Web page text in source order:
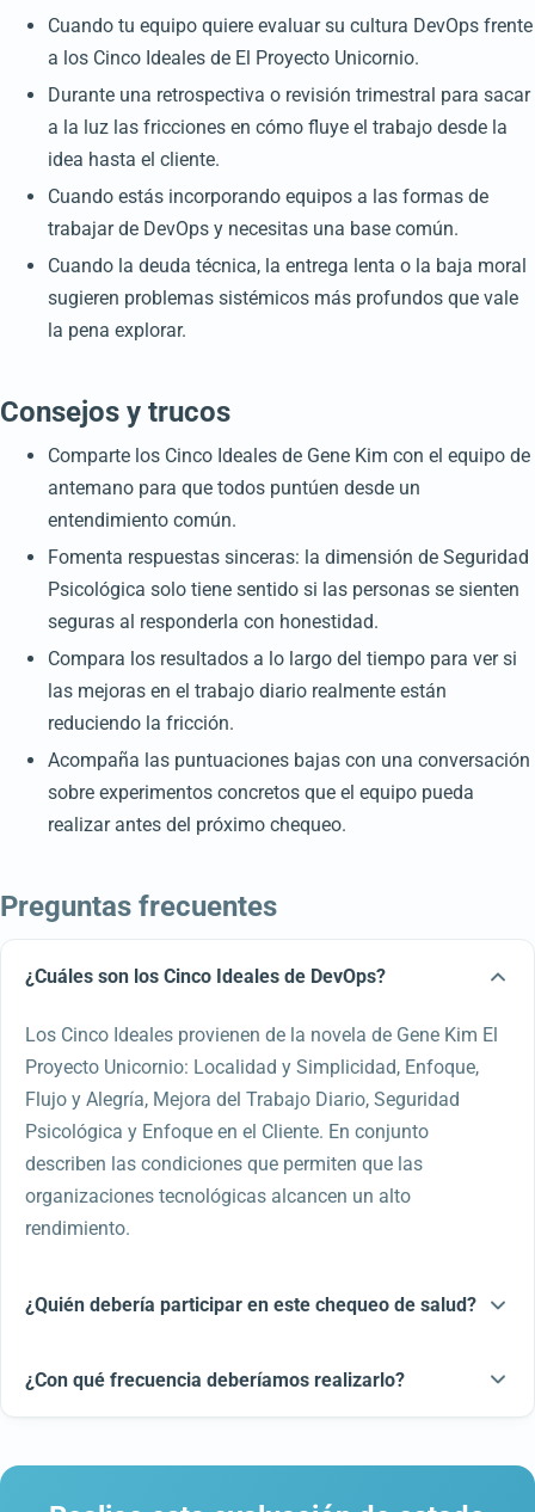
Cuando tu equipo quiere evaluar su cultura DevOps frente
a los Cinco Ideales de El Proyecto Unicornio.
Durante una retrospectiva o revisión trimestral para sacar
a la luz las fricciones en cómo fluye el trabajo desde la
idea hasta el cliente.
Cuando estás incorporando equipos a las formas de
trabajar de DevOps y necesitas una base común.
Cuando la deuda técnica, la entrega lenta o la baja moral
sugieren problemas sistémicos más profundos que vale
la pena explorar.
Consejos y trucos
Comparte los Cinco Ideales de Gene Kim con el equipo de
antemano para que todos puntúen desde un
entendimiento común.
Fomenta respuestas sinceras: la dimensión de Seguridad
Psicológica solo tiene sentido si las personas se sienten
seguras al responderla con honestidad.
Compara los resultados a lo largo del tiempo para ver si
las mejoras en el trabajo diario realmente están
reduciendo la fricción.
Acompaña las puntuaciones bajas con una conversación
sobre experimentos concretos que el equipo pueda
realizar antes del próximo chequeo.
Preguntas frecuentes
¿Cuáles son los Cinco Ideales de DevOps?
Los Cinco Ideales provienen de la novela de Gene Kim El
Proyecto Unicornio: Localidad y Simplicidad, Enfoque,
Flujo y Alegría, Mejora del Trabajo Diario, Seguridad
Psicológica y Enfoque en el Cliente. En conjunto
describen las condiciones que permiten que las
organizaciones tecnológicas alcancen un alto
rendimiento.
¿Quién debería participar en este chequeo de salud?
¿Con qué frecuencia deberíamos realizarlo?